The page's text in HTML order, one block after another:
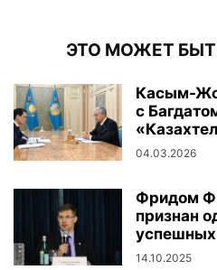
ЭТО МОЖЕТ
Касым-
с
04.03.2026
Фридом
признан
14.10.2025